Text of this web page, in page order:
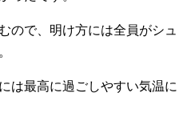
ので、明け方には全員がシュ
は最高に過ごしやすい気温に